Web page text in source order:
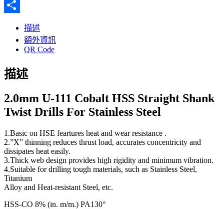
Email
描述
額外資訊
QR Code
描述
2.0mm U-111 Cobalt HSS Straight Shank
Twist Drills For Stainless Steel
1.Basic on HSE feartures heat and wear resistance .
2.”X” thinning reduces thrust load, accurates concentricity and
dissipates heat easily.
3.Thick web design provides high rigidity and minimum vibration.
4.Suitable for drilling tough materials, such as Stainless Steel,
Titanium
Alloy and Heat-resistant Steel, etc.
HSS-CO 8% (in. m/m.) PA130°